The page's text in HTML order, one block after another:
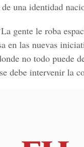
una identidad
gente le roba
en las nuevas
no todo puede
debe intervenir la